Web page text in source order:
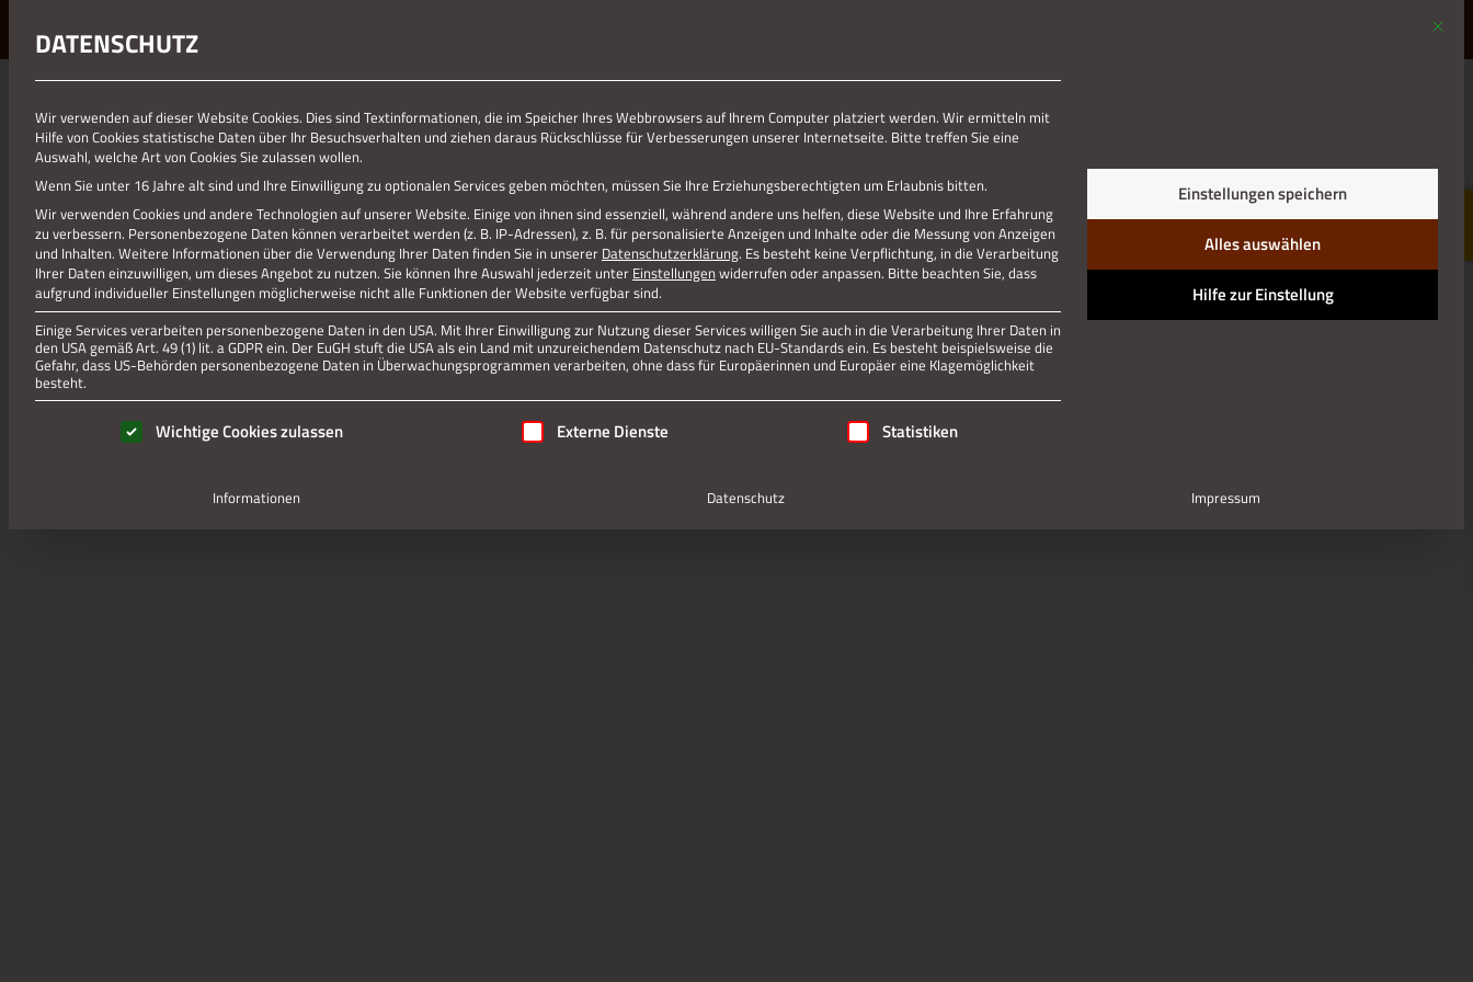
01.01.1970
AFTER_WORK24_LP Jetzt teilen
Jetzt teilen
Datenschutz Impressum
Mit
DATENSCHUTZ
Wir verwenden auf dieser Website Cookies. Dies sind Textinformationen, die im Speicher Ihres Webbrowsers auf Ihrem Computer platziert werden. Wir ermitteln mit
Hilfe von Cookies statistische Daten über Ihr Besuchsverhalten und ziehen daraus Rückschlüsse für Verbesserungen unserer Internetseite. Bitte treffen Sie eine
Auswahl, welche Art von Cookies Sie zulassen wollen.
Wenn Sie unter 16 Jahre alt sind und Ihre Einwilligung zu optionalen Services geben möchten, müssen Sie Ihre Erziehungsberechtigten um Erlaubnis bitten.
Wir verwenden Cookies und andere Technologien auf unserer Website. Einige von ihnen sind essenziell, während andere uns helfen, diese Website und Ihre Erfahrung
zu verbessern. Personenbezogene Daten können verarbeitet werden (z. B. IP-Adressen), z. B. für personalisierte Anzeigen und Inhalte oder die Messung von Anzeigen
und Inhalten. Weitere Informationen über die Verwendung Ihrer Daten finden Sie in unserer Datenschutzerklärung. Es besteht keine Verpflichtung, in die Verarbeitung
Ihrer Daten einzuwilligen, um dieses Angebot zu nutzen. Sie können Ihre Auswahl jederzeit unter Einstellungen widerrufen oder anpassen. Bitte beachten Sie, dass
aufgrund individueller Einstellungen möglicherweise nicht alle Funktionen der Website verfügbar sind.
Einige Services verarbeiten personenbezogene Daten in den USA. Mit Ihrer Einwilligung zur Nutzung dieser Services willigen Sie auch in die Verarbeitung Ihrer Daten in
den USA gemäß Art. 49 (1) lit. a GDPR ein. Der EuGH stuft die USA als ein Land mit unzureichendem Datenschutz nach EU-Standards ein. Es besteht beispielsweise die
Gefahr, dass US-Behörden personenbezogene Daten in Überwachungsprogrammen verarbeiten, ohne dass für Europäerinnen und Europäer eine Klagemöglichkeit
besteht.
Es folgt eine Liste der Service-Gruppen, für die eine Einwilligung erteilt werden kann. Die erste Service-Gruppe ist essenziell und kann nicht abgewählt werden.
Wichtige Cookies zulassen Externe Dienste Statistiken
Einstellungen speichern
Alles auswählen
Hilfe zur Einstellung
Informationen Datenschutz Impressum